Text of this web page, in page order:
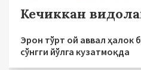
Кечиккан
Эрон тўрт ой аввал ҳалок
сўнгги йўлга кузатмоқда